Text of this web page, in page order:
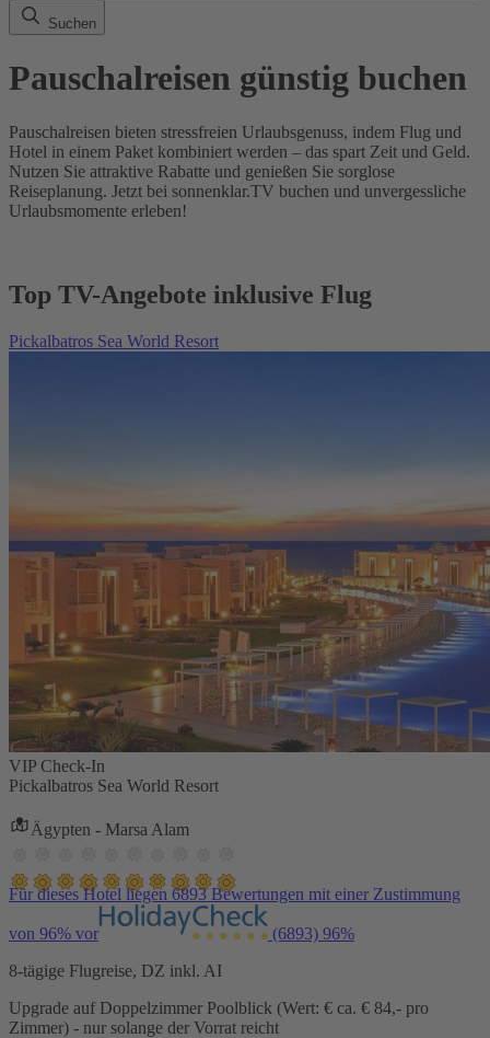
Suchen
Pauschalreisen günstig buchen
Pauschalreisen bieten stressfreien Urlaubsgenuss, indem Flug und
Hotel in einem Paket kombiniert werden – das spart Zeit und Geld.
Nutzen Sie attraktive Rabatte und genießen Sie sorglose
Reiseplanung. Jetzt bei sonnenklar.TV buchen und unvergessliche
Urlaubsmomente erleben!
Top TV-Angebote inklusive Flug
Pickalbatros Sea World Resort
VIP Check-In
Pickalbatros Sea World Resort
Ägypten - Marsa Alam
Für dieses Hotel liegen 6893 Bewertungen mit einer Zustimmung
von 96% vor (6893) 96%
8-tägige Flugreise, DZ inkl. AI
Upgrade auf Doppelzimmer Poolblick (Wert: € ca. € 84,- pro
Zimmer) - nur solange der Vorrat reicht